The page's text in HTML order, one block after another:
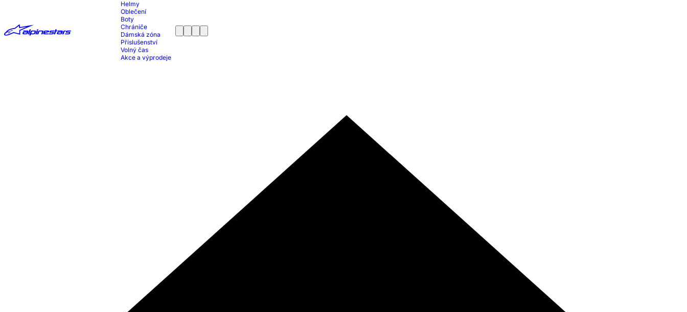
Helmy
Oblečení
Boty
Chrániče
Dámská zóna
Příslušenství
Volný čas
Akce a výprodeje